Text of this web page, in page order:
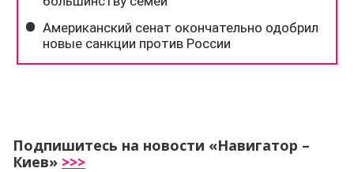
Подпишитесь на новости «Навигатор –
Киев» >>>